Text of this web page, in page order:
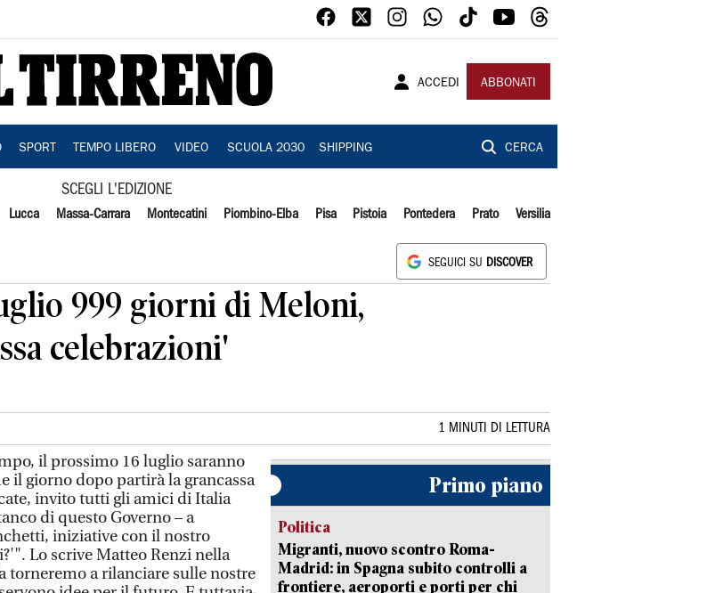
ACCEDI ABBONATI
SPORT TEMPO LIBERO VIDEO SCUOLA 2030 SHIPPING CERCA
SCEGLI L'EDIZIONE
Lucca Massa-Carrara Montecatini Piombino-Elba Pisa Pistoia Pontedera Prato Versilia
SEGUICI SU DISCOVER
999 giorni di Meloni,
celebrazioni'
1 MINUTI DI LETTURA
il prossimo 16 luglio saranno
il giorno dopo partirà la grancassa
invito tutti gli amici di Italia
di questo Governo – a
iniziative con il nostro
Lo scrive Matteo Renzi nella
torneremo a rilanciare sulle nostre
Primo piano
Politica
Migranti, nuovo scontro Roma-
Madrid: in Spagna subito controlli a
frontiere, aeroporti e porti per chi